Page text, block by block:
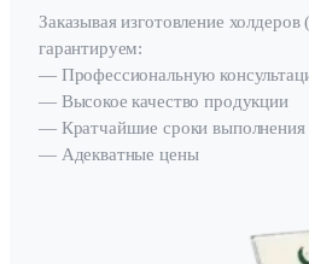
Заказывая изготовление
гарантируем:
— Профессиональную
— Высокое качество продукции
— Кратчайшие сроки выполнения
— Адекватные цены